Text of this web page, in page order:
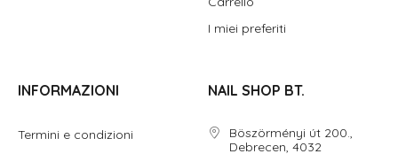
I miei preferiti
INFORMAZIONI
Termini e condizioni
NAIL SHOP BT.
Böszörményi út 200.,
Debrecen, 4032